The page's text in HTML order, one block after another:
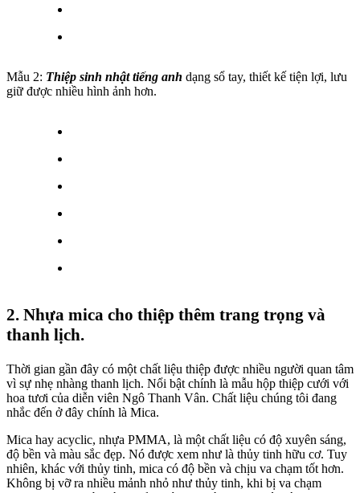
Mẫu 2: Thiệp sinh nhật tiếng anh dạng sổ tay, thiết kế tiện lợi, lưu
giữ được nhiều hình ảnh hơn.
2. Nhựa mica cho thiệp thêm trang trọng và
thanh lịch.
Thời gian gần đây có một chất liệu thiệp được nhiều người quan tâm
vì sự nhẹ nhàng thanh lịch. Nổi bật chính là mẫu hộp thiệp cưới với
hoa tươi của diễn viên Ngô Thanh Vân. Chất liệu chúng tôi đang
nhắc đến ở đây chính là Mica.
Mica hay acyclic, nhựa PMMA, là một chất liệu có độ xuyên sáng,
độ bền và màu sắc đẹp. Nó được xem như là thủy tinh hữu cơ. Tuy
nhiên, khác với thủy tinh, mica có độ bền và chịu va chạm tốt hơn.
Không bị vỡ ra nhiều mảnh nhỏ như thủy tinh, khi bị va chạm